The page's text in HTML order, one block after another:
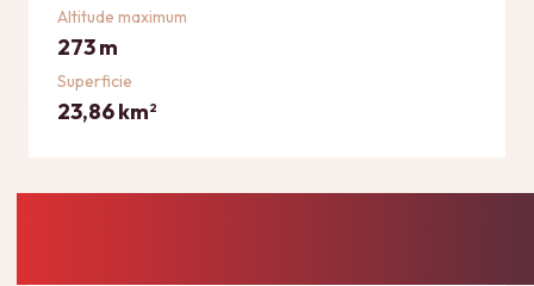
Altitude maximum
273 m
Superficie
23,86 km2